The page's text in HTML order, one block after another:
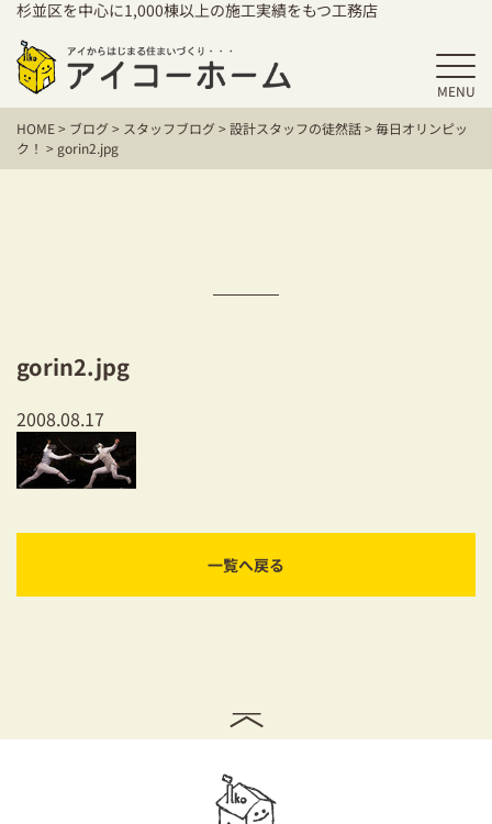
杉並区を中心に1,000棟以上の施工実績をもつ工務店
MENU
HOME
保証／アフターサポート
リフォーム・リノベーションをお考えの方
ショールーム
お知らせ
HOME> ブログ> スタッフブログ>設計スタッフの徒然話>毎日オリンピッ
ク！ > gorin2.jpg
gorin2.jpg
2008.08.17
一覧へ戻る